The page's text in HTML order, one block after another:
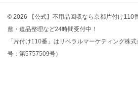
© 2026 【公式】不用品回収なら京都片付け110
敷・遺品整理など24時間受付中！
「片付け110番」はリベラルマーケティング株
号：第5757509号）